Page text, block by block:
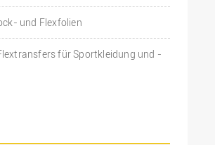
und Flexfolien
für Sportkleidung und -